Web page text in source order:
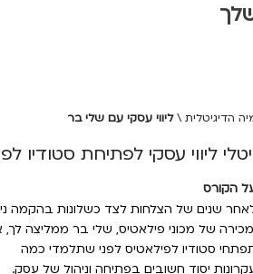
הדיגיטלית \ליווי עסקי עם שלי בר
ליווי עסקי לפתיחת סטודיו
הקורס
שנים של הצלחות לצד כשלונות בהקמה
של מכוני פילאטיס, שלי בר ממליצה לך,
סטודיו לפילאטיס לפני שתלמדי כמה
יסוד חשובים בפתיחה וניהול של עסק.